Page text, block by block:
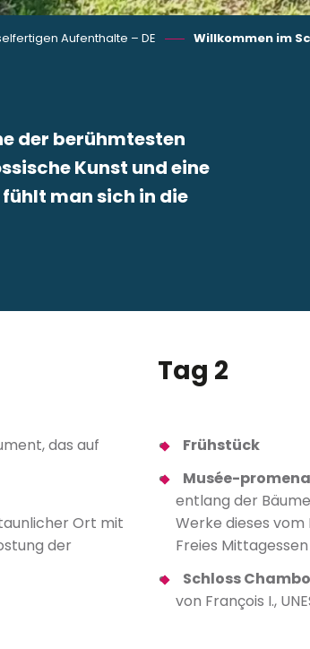
Aufenthalte – DE Willkommen im
der berühmtesten
Kunst und eine
man sich in die
das auf
Ort mit
der
Tag 2
Frühstück
Musée-
entlang der
Werke dieses
Freies Mittagessen
Schloss
von François I.,